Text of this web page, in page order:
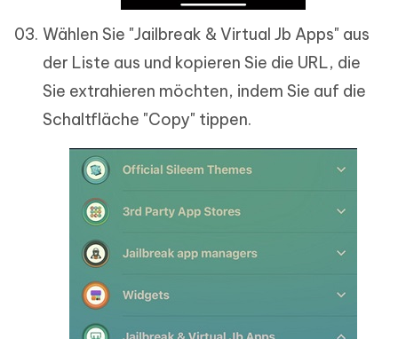
Wählen Sie "Jailbreak & Virtual Jb Apps" aus
der Liste aus und kopieren Sie die URL, die
Sie extrahieren möchten, indem Sie auf die
Schaltfläche "Copy" tippen.